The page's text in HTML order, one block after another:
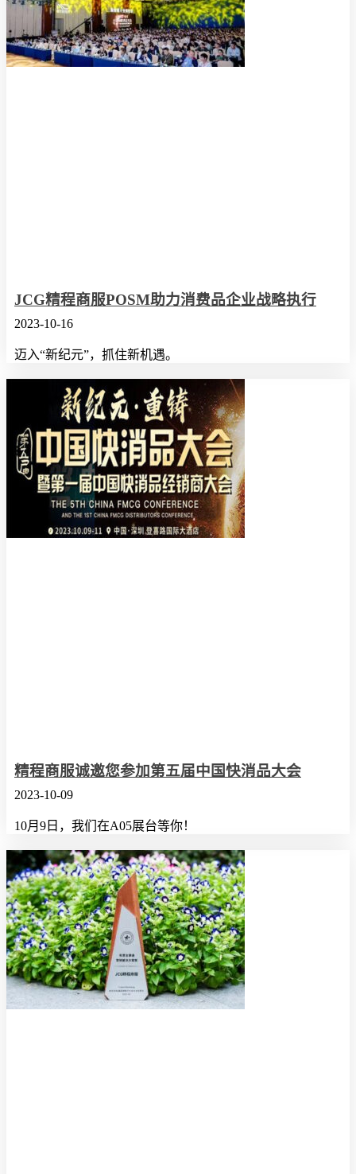
JCG精程商服POSM助力消费品企业战略执行
2023-10-16
迈入“新纪元”，抓住新机遇。
精程商服诚邀您参加第五届中国快消品大会
2023-10-09
10月9日，我们在A05展台等你！